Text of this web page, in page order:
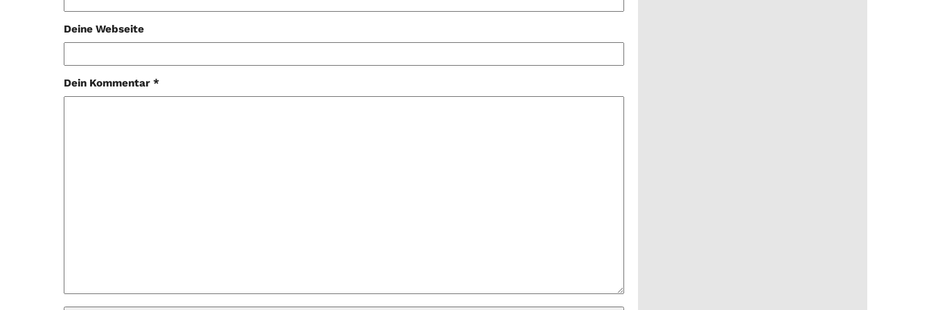
Deine Webseite
Dein Kommentar *